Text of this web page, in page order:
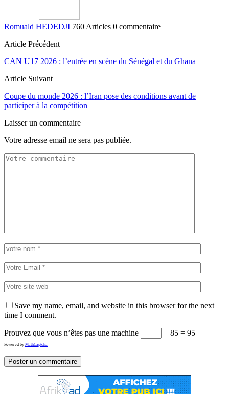
Romuald HEDEDJI 760 Articles 0 commentaire
Article Précédent
CAN U17 2026 : l’entrée en scène du Sénégal et du Ghana
Article Suivant
Coupe du monde 2026 : l’Iran pose des conditions avant de
participer à la compétition
Laisser un commentaire
Votre adresse email ne sera pas publiée.
Save my name, email, and website in this browser for the next
time I comment.
Prouvez que vous n’êtes pas une machine + 85 = 95
Powered by MathCaptcha